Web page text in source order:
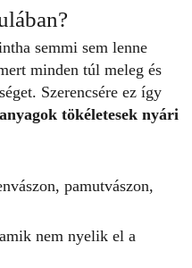
semmi sem lenne
minden túl meleg és
Szerencsére ez így
tökéletesek nyári
pamutvászon,
nem nyelik el a